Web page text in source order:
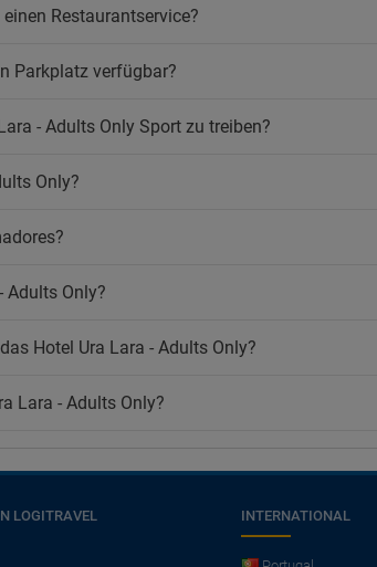
Restaurantservice?
Parkplatz verfügbar?
- Adults Only Sport zu treiben?
Only?
Adults Only?
Hotel Ura Lara - Adults Only?
Lara - Adults Only?
LOGITRAVEL INTERNATIONAL